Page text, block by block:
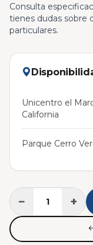
Consulta
tienes dudas sobre
particulares.
Unicentro el
California
Parque Cerro
− +